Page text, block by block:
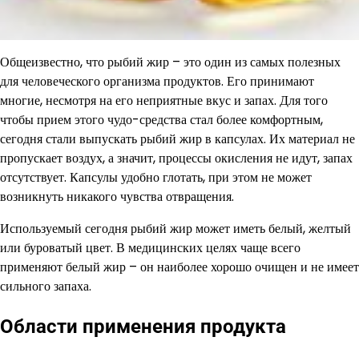
Общеизвестно, что рыбий жир – это один из самых полезных
для человеческого организма продуктов. Его принимают
многие, несмотря на его неприятные вкус и запах. Для того
чтобы прием этого чудо-средства стал более комфортным,
сегодня стали выпускать рыбий жир в капсулах. Их материал не
пропускает воздух, а значит, процессы окисления не идут, запах
отсутствует. Капсулы удобно глотать, при этом не может
возникнуть никакого чувства отвращения.
Используемый сегодня рыбий жир может иметь белый, желтый
или буроватый цвет. В медицинских целях чаще всего
применяют белый жир – он наиболее хорошо очищен и не имеет
сильного запаха.
Области применения продукта